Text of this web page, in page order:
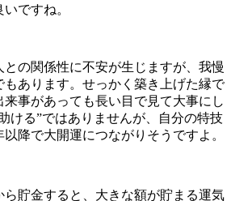
ですね。
との関係性に不安が生じますが、我慢
もあります。せっかく築き上げた縁で
事があっても長い目で見て大事にし
ける”ではありませんが、自分の特技
降で大開運につながりそうですよ。
ら貯金すると、大きな額が貯まる運気